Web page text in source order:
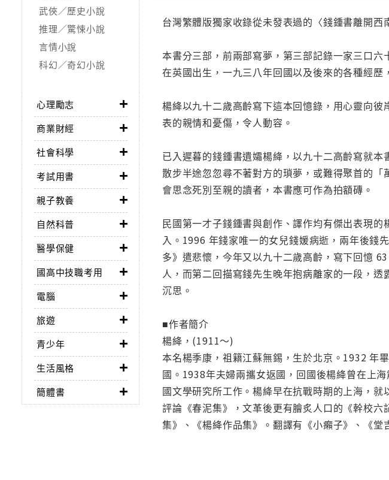
武俠／歷史小說
推理／驚悚小說
言情小說
科幻／奇幻小說
心理勵志
商業財經
社會科學
考試用書
親子教養
自然科普
醫學保健
國高中技職考用
電腦
旅遊
青少年
生活風格
簡體書
台灣繁體版獨家收錄從未發表過的〈錢鍾書離開
本書分三部，前兩部寫夢，第三部記錄一家三口
在英國出生，一九三八年回國以及後來的各種經
楊絳以九十二歲高齡寫下這本回憶錄，用心靈向
表的親情和憂傷，令人動容。
已入遲暮的錢鍾書遺孀楊絳，以九十二高齡寫就
散步半途忽忽尋不著對方的瑣夢，或難得聚首的
會思念死別至親的讀者，本書應可作為拍額磚。
民國第一才子錢鍾書與創作、譯作均有傑出表現
入。1996 年錢家唯一的女兒錢媛病逝，兩年後錢
多》遣悲懷，今年又以九十二歲高齡，寫下回憶
人，而第二回描寫錢先生晚年抱病離家的一段，
沉思。
■作者簡介
楊絳，(1911～)
本名楊季康，祖籍江蘇無錫，生於北京。1932 年
國。1938年夫婦兩攜女返國，回國後楊絳曾在上
國文學研究所工作。楊絳早在抗戰時期的上海，
評論《春泥集》，文革後更有膾炙人口的《幹校
集》、《楊絳作品集》。翻譯有《小癩子》、《堂